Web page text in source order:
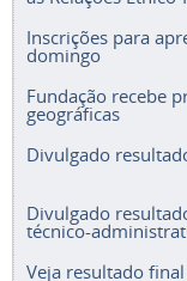
Inscrições para
domingo
Fundação recebe
geográficas
Divulgado
Divulgado
técnico-
Veja resultado